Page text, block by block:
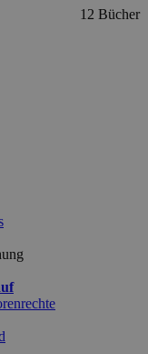
12 Bücher